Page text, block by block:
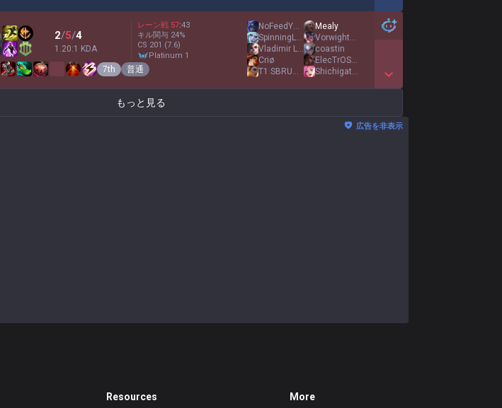
Show More Detail Games
2/5/4
1.20:1 KDA
レーン戦 57:43
キル関与 24%
CS 201 (7.6)
platinum 1
7th 普通
NoFeedYesFeet
SpinningLancelot
Vladimir Luxuria
Criø
T1 SBRUMAYUSI
Mealy
Vorwightem
coastin
ElecTrOSkuLL
Shichigatsu
Show More Detail Games
もっと見る
広告を非表示
Resources More